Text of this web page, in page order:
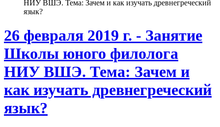
НИУ ВШЭ. Тема: Зачем и как изучать древнегреческий
язык?
26 февраля 2019 г. - Занятие
Школы юного филолога
НИУ ВШЭ. Тема: Зачем и
как изучать древнегреческий
язык?